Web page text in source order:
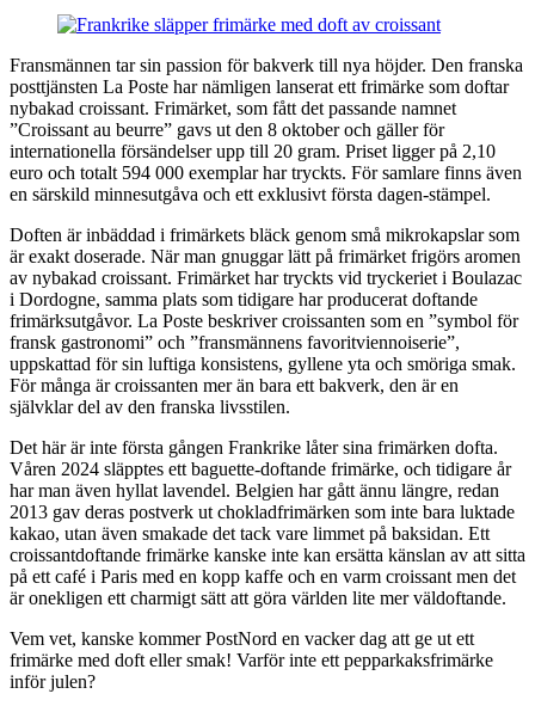
Fransmännen tar sin passion för bakverk till nya höjder. Den franska
posttjänsten La Poste har nämligen lanserat ett frimärke som doftar
nybakad croissant. Frimärket, som fått det passande namnet
”Croissant au beurre” gavs ut den 8 oktober och gäller för
internationella försändelser upp till 20 gram. Priset ligger på 2,10
euro och totalt 594 000 exemplar har tryckts. För samlare finns även
en särskild minnesutgåva och ett exklusivt första dagen-stämpel.
Doften är inbäddad i frimärkets bläck genom små mikrokapslar som
är exakt doserade. När man gnuggar lätt på frimärket frigörs aromen
av nybakad croissant. Frimärket har tryckts vid tryckeriet i Boulazac
i Dordogne, samma plats som tidigare har producerat doftande
frimärksutgåvor. La Poste beskriver croissanten som en ”symbol för
fransk gastronomi” och ”fransmännens favoritviennoiserie”,
uppskattad för sin luftiga konsistens, gyllene yta och smöriga smak.
För många är croissanten mer än bara ett bakverk, den är en
självklar del av den franska livsstilen.
Det här är inte första gången Frankrike låter sina frimärken dofta.
Våren 2024 släpptes ett baguette-doftande frimärke, och tidigare år
har man även hyllat lavendel. Belgien har gått ännu längre, redan
2013 gav deras postverk ut chokladfrimärken som inte bara luktade
kakao, utan även smakade det tack vare limmet på baksidan. Ett
croissantdoftande frimärke kanske inte kan ersätta känslan av att sitta
på ett café i Paris med en kopp kaffe och en varm croissant men det
är onekligen ett charmigt sätt att göra världen lite mer väldoftande.
Vem vet, kanske kommer PostNord en vacker dag att ge ut ett
frimärke med doft eller smak! Varför inte ett pepparkaksfrimärke
inför julen?